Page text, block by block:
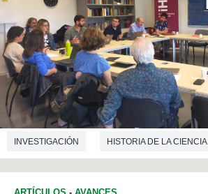
INVESTIGACIÓN HISTORIA DE LA CIENCIA